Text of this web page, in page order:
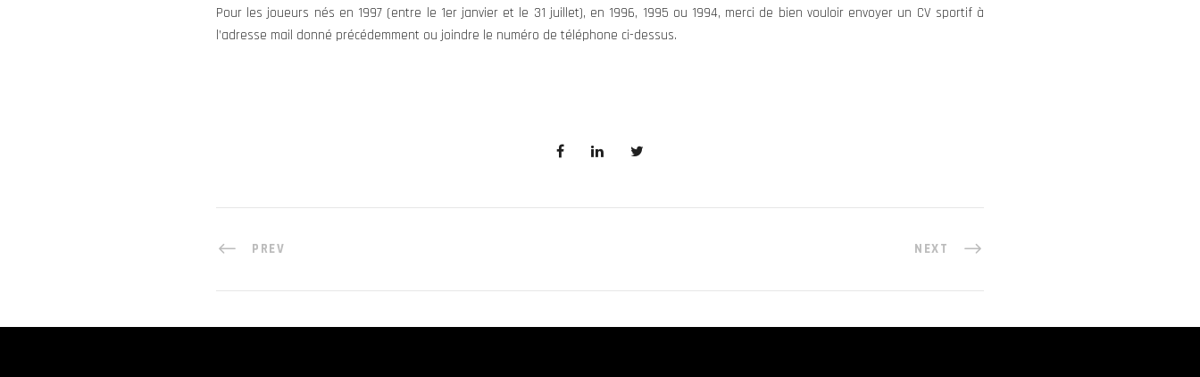
Pour les joueurs nés en 1997 (entre le 1er janvier et le 31 juillet), en 1996, 1995 ou 1994, merci de bien vouloir envoyer un CV sportif à
l’adresse mail donné précédemment ou joindre le numéro de téléphone ci-dessus.
PREV NEXT